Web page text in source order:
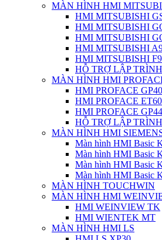
MÀN HÌNH HMI
HMI MITSUBISHI
HMI MITSUBISHI
HMI MITSUBISHI
HMI MITSUBISHI
HMI MITSUBISHI
HỖ TRỢ LẬP
MÀN HÌNH HMI
HMI PROFACE
HMI PROFACE
HMI PROFACE
HỖ TRỢ LẬP
MÀN HÌNH HMI
Màn hình HMI Basic
Màn hình HMI Basic
Màn hình HMI Basic
Màn hình HMI Basic
MÀN HÌNH TOUCHWIN
MÀN HÌNH HMI
HMI WEINVIEW TK
HMI WIENTEK MT
MÀN HÌNH HMI LS